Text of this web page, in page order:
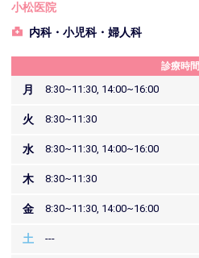
小松医院
内科・小児科・婦人科
診療時間
月 8:30~11:30, 14:00~16:00
火 8:30~11:30
水 8:30~11:30, 14:00~16:00
木 8:30~11:30
金 8:30~11:30, 14:00~16:00
土 ---